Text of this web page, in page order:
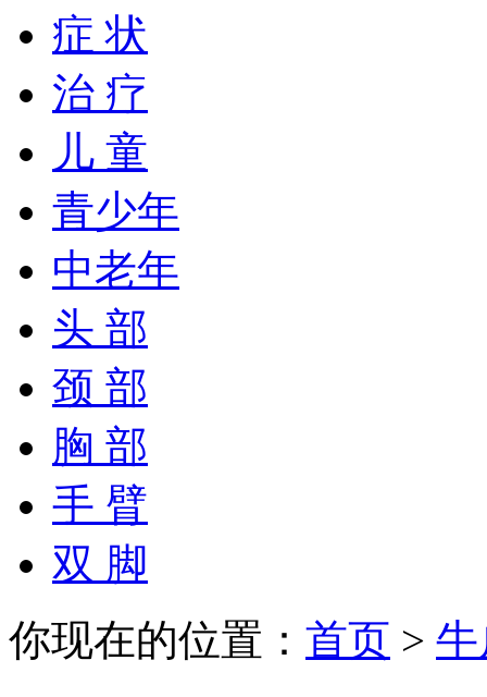
症 状
治 疗
儿 童
青少年
中老年
头 部
颈 部
胸 部
手 臂
双 脚
你现在的位置： 首页 >